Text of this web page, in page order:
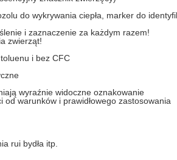
do wykrywania ciepła, marker do
i zaznaczenie za każdym razem!
zwierząt!
i bez CFC
wyraźnie widoczne oznakowanie
warunków i prawidłowego zastosowania
rui bydła itp.